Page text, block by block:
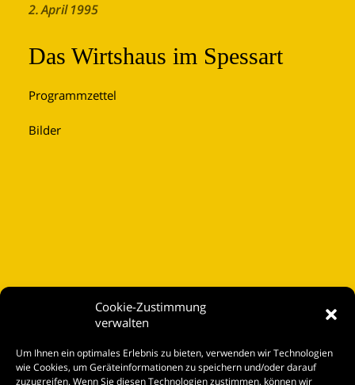
Cookie-Zustimmung
verwalten
Um Ihnen ein optimales Erlebnis zu bieten, verwenden wir Technologien
wie Cookies, um Geräteinformationen zu speichern und/oder darauf
zuzugreifen. Wenn Sie diesen Technologien zustimmen, können wir
2. April 1995
Das Wirtshaus im Spessart
Programmzettel
Bilder
Spielplan